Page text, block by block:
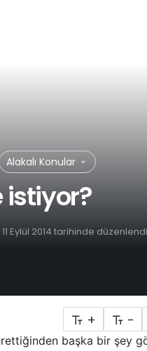
Alakalı Konular
11 Eylül 2014 tarihinde düzenlendi
+ -
başka bir şey